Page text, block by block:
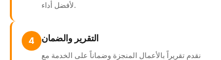
لأفضل أداء.
4 التقرير والضمان
نقدم تقريراً بالأعمال المنجزة وضماناً على الخدمة مع